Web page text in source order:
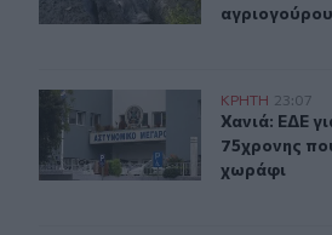
Χανιά: ΕΔΕ για την υπόθεση
ΚΡΗΤΗ 23:07
Χανιά: ΕΔΕ
Χανιά: ΕΔΕ
75χρονης
χωράφι